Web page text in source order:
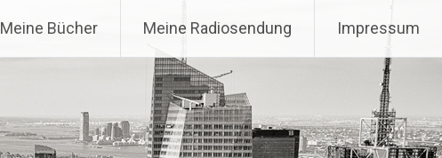
Meine Bücher Meine Radiosendung Impressum